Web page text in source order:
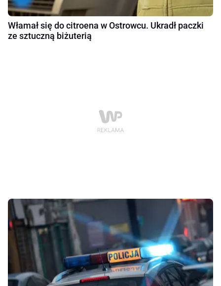
Włamał się do citroena w Ostrowcu. Ukradł paczki
ze sztuczną biżuterią